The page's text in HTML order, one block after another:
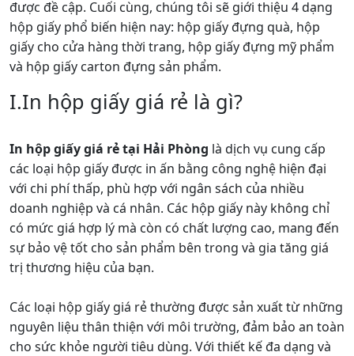
được đề cập. Cuối cùng, chúng tôi sẽ giới thiệu 4 dạng
hộp giấy phổ biến hiện nay: hộp giấy đựng quà, hộp
giấy cho cửa hàng thời trang, hộp giấy đựng mỹ phẩm
và hộp giấy carton đựng sản phẩm.
I.In hộp giấy giá rẻ là gì?
In hộp giấy giá rẻ tại Hải Phòng là dịch vụ cung cấp
các loại hộp giấy được in ấn bằng công nghệ hiện đại
với chi phí thấp, phù hợp với ngân sách của nhiều
doanh nghiệp và cá nhân. Các hộp giấy này không chỉ
có mức giá hợp lý mà còn có chất lượng cao, mang đến
sự bảo vệ tốt cho sản phẩm bên trong và gia tăng giá
trị thương hiệu của bạn.
Các loại hộp giấy giá rẻ thường được sản xuất từ những
nguyên liệu thân thiện với môi trường, đảm bảo an toàn
cho sức khỏe người tiêu dùng. Với thiết kế đa dạng và